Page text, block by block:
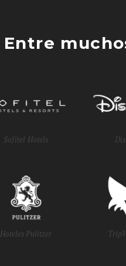
Entre
Sofitel Hotels
Hoteles Pulitzer